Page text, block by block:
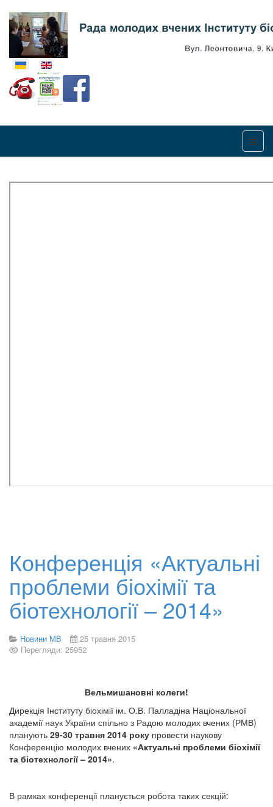
Оберіть свою мову
Конференція «Актуальні
проблеми біохімії та
біотехнології – 2014»
Новини МВ
25 травня 2015
Перегляди: 25952
Вельмишановні колеги!
Дирекція Інституту біохімії ім. О.В. Палладіна Національної
академії наук України спільно з Радою молодих вчених (РМВ)
планують 29-30 травня 2014 року провести наукову
Конференцію молодих вчених «Актуальні проблеми біохімії
та біотехнології – 2014».
В рамках конференції планується робота таких секцій: